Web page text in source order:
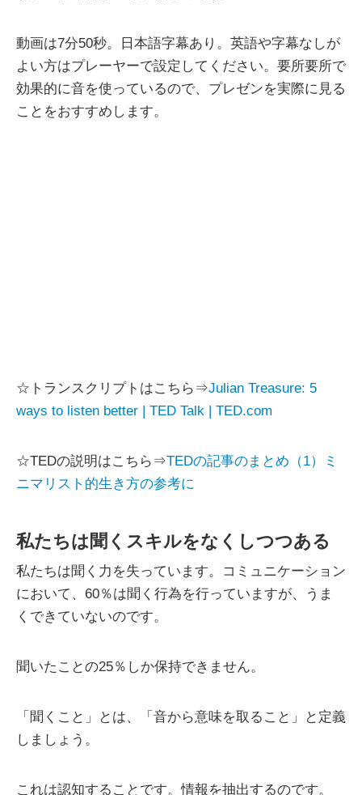
動画は7分50秒。日本語字幕あり。英語や字幕なしが
よい方はプレーヤーで設定してください。要所要所で
効果的に音を使っているので、プレゼンを実際に見る
ことをおすすめします。
☆トランスクリプトはこちら⇒Julian Treasure: 5
ways to listen better | TED Talk | TED.com
☆TEDの説明はこちら⇒TEDの記事のまとめ（1）ミ
ニマリスト的生き方の参考に
私たちは聞くスキルをなくしつつある
私たちは聞く力を失っています。コミュニケーション
において、60％は聞く行為を行っていますが、うま
くできていないのです。
聞いたことの25％しか保持できません。
「聞くこと」とは、「音から意味を取ること」と定義
しましょう。
これは認知することです。情報を抽出するのです。